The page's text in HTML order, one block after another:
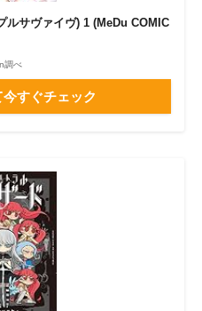
ルサヴァイヴ) 1 (MeDu COMIC
調べ
すぐチェック